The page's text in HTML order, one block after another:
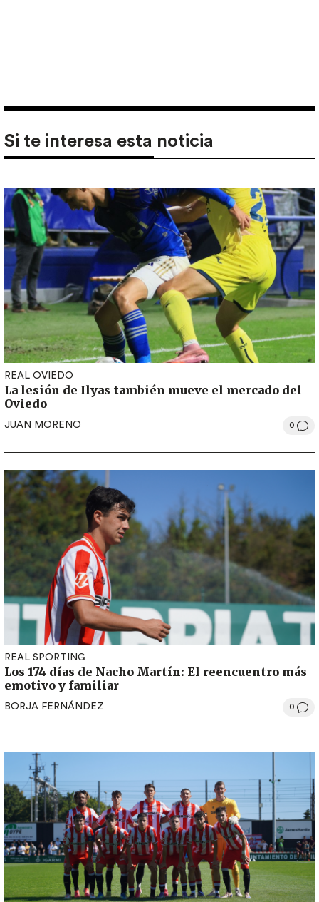
Si te interesa esta noticia
REAL OVIEDO
La lesión de Ilyas también mueve el mercado del
Oviedo
JUAN MORENO 0
REAL SPORTING
Los 174 días de Nacho Martín: El reencuentro más
emotivo y familiar
BORJA FERNÁNDEZ 0